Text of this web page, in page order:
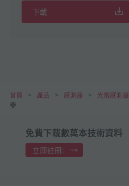
下載
首頁 產品 感測器 光電感測器
器
免費下載數萬本技術資料
立即註冊!